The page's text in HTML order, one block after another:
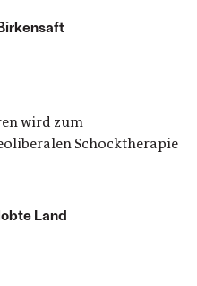
wird zum
Schocktherapie
Land